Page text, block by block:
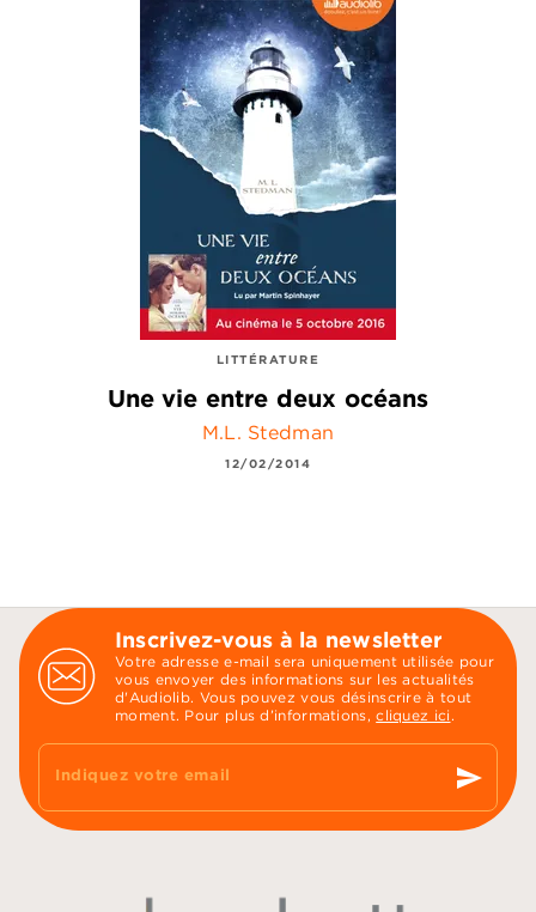
LITTÉRATURE
Une vie entre deux océans
M.L. Stedman
12/02/2014
Inscrivez-vous à la newsletter
Votre adresse e-mail sera uniquement utilisée pour
vous envoyer des informations sur les actualités
d'Audiolib. Vous pouvez vous désinscrire à tout
moment. Pour plus d’informations,cliquez ici .
Indiquez votre email send